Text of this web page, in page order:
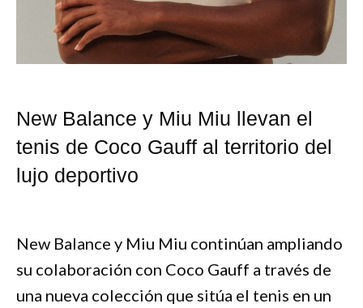
New Balance y Miu Miu llevan el
tenis de Coco Gauff al territorio del
lujo deportivo
New Balance y Miu Miu continúan ampliando
su colaboración con Coco Gauff a través de
una nueva colección que sitúa el tenis en un